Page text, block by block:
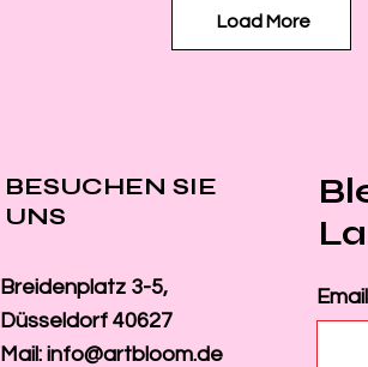
Load More
BESUCHEN SIE
UNS
Breidenplatz 3-5,
Düsseldorf 40627
Mail: info@artbloom.de
Email